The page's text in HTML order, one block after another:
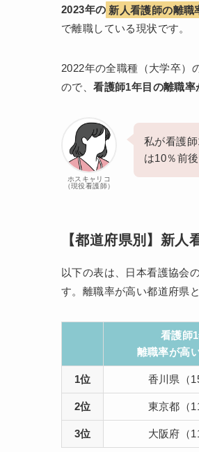
2023年の 新人看護師の離職
で離職している現状です。
2022年の全職種（大学卒）
ので、看護師1年目の離職率
ホスキャリコ
（現役看護師）
私が看護
は10％前
【都道府県別】新人
以下の表は、日本看護協会
す。離職率が高い都道府県
看護師1
離職率が高
1位 香川県（
2位 東京都（
3位 大阪府（